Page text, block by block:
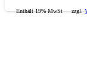
Enthält 19% MwSt zzgl.